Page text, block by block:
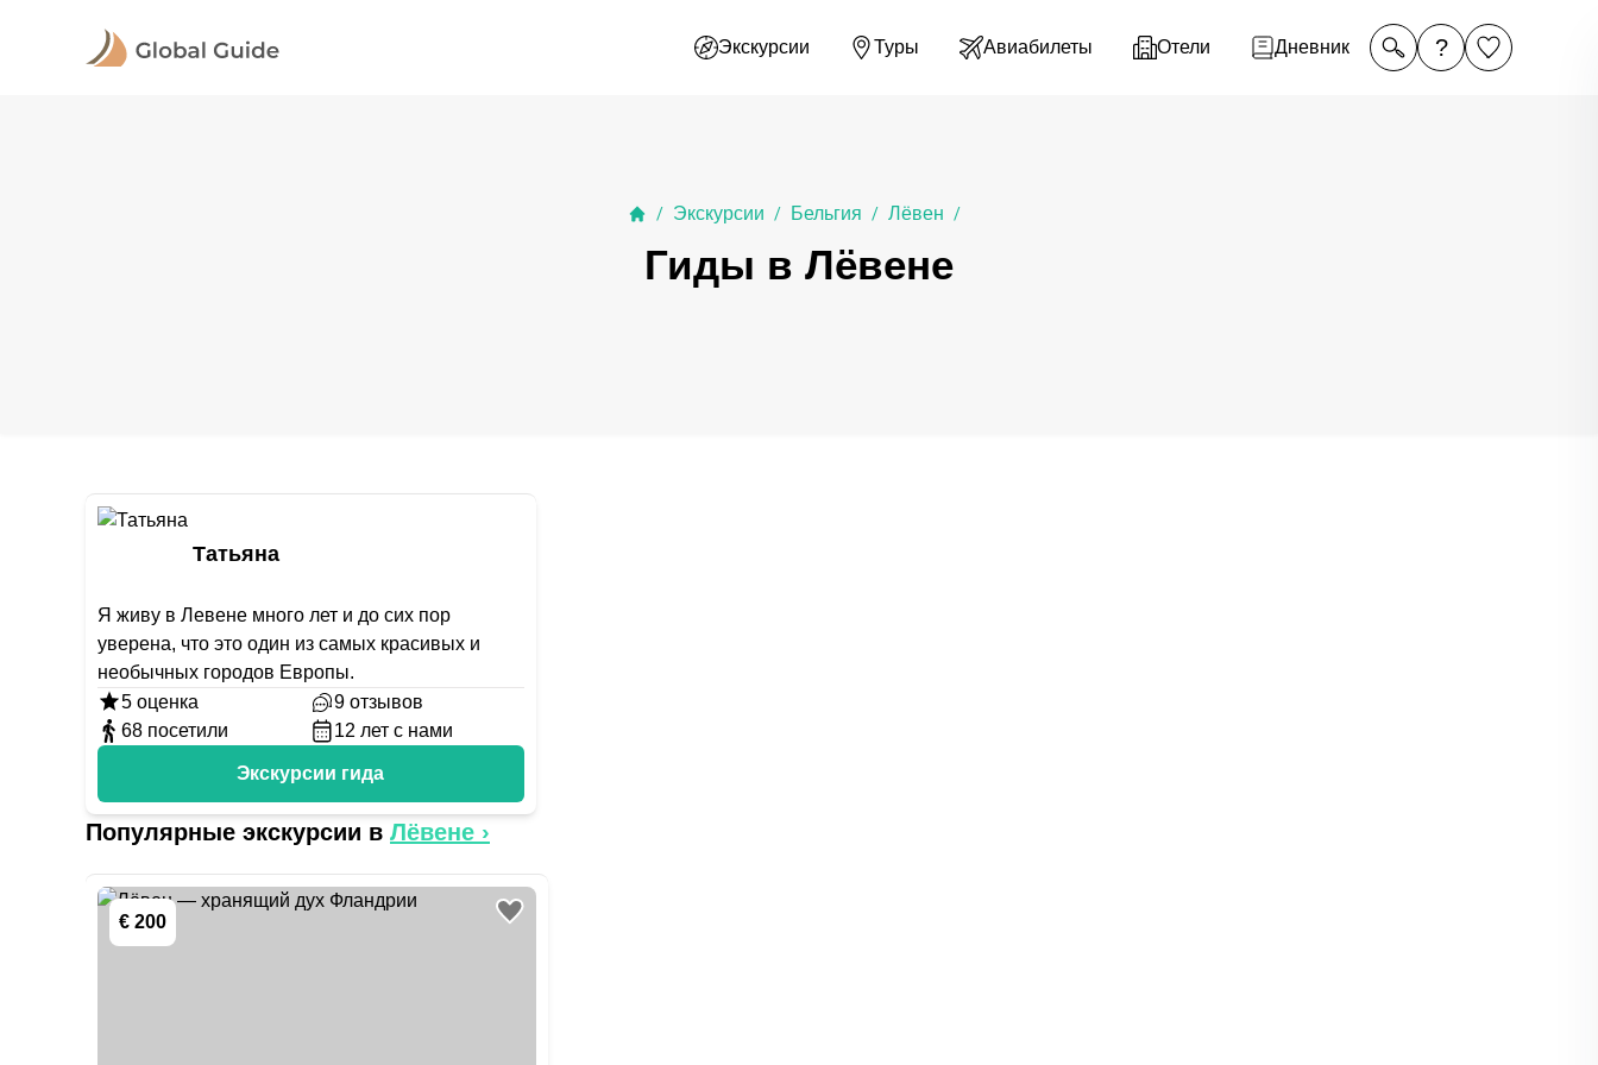
Экскурсии Туры Авиабилеты Отели Дневник ?
/ Экскурсии / Бельгия / Лёвен /
Гиды в Лёвене
Татьяна
Я живу в Левене много лет и до сих пор
уверена, что это один из самых красивых и
необычных городов Европы.
5 оценка 9 отзывов
68 посетили 12 лет с нами
Экскурсии гида
Популярные экскурсии в Лёвене ›
€ 200